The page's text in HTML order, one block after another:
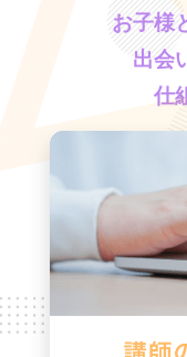
お子様
出会
仕